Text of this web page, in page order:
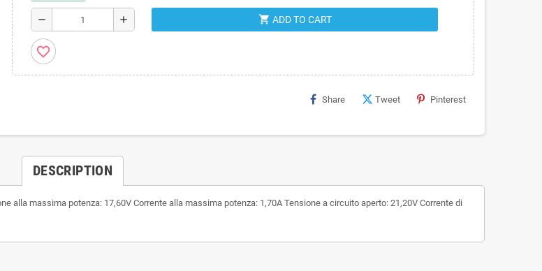
remove add shopping_cart ADD TO CART
favorite_border
Share Tweet Pinterest
DESCRIPTION
alla massima potenza: 17,60V Corrente alla massima potenza: 1,70A Tensione a circuito aperto: 21,20V Corrente di